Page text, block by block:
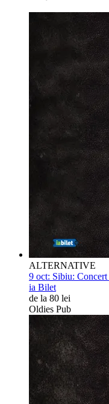
ALTERNATIVE
9 oct: Sibiu: Concert
ia Bilet
de la 80 lei
Oldies Pub